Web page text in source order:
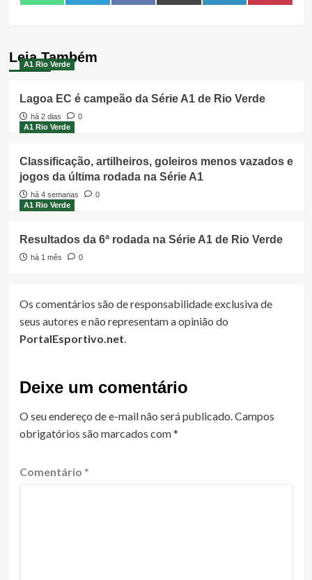
on
on
on
on
(Twitter) on
on
Leia Também
A1 Rio Verde
Lagoa EC é campeão da Série A1 de Rio Verde
há 2 dias
0
A1 Rio Verde
Classificação, artilheiros, goleiros menos vazados e
jogos da última rodada na Série A1
há 4 semanas
0
A1 Rio Verde
Resultados da 6ª rodada na Série A1 de Rio Verde
há 1 mês 0
Os comentários são de responsabilidade exclusiva de
seus autores e não representam a opinião do
PortalEsportivo.net
Deixe um comentário
O seu endereço de e-mail não será publicado. Campos
obrigatórios são marcados com*
Comentário *